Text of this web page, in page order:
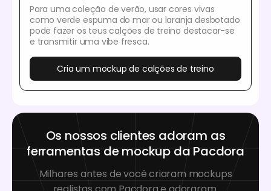
Para uma coleção de verão, usar cores vivas
como verde espuma do mar ou laranja desbotado
pode fazer os teus calções de treino destacar-se
e transmitir uma vibe fresca.
Cria um mockup de calções de treino
Os nossos clientes adoram as
ferramentas de mockup da Pacdora
Milhares antes de você criaram mockups